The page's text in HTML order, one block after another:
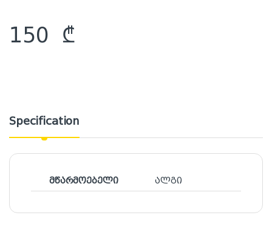
150 ₾
Specification
მწარმოებელი ალგი